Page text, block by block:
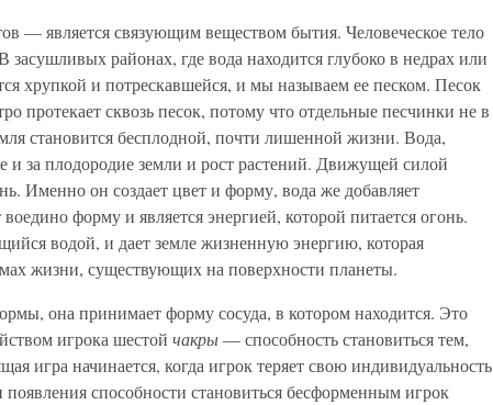
— является связующим веществом бытия. Человеческое тело
районах, где вода находится глубоко в недрах или
хрупкой и потрескавшейся, и мы называем ее песком. Песок
протекает сквозь песок, потому что отдельные песчинки не в
становится бесплодной, почти лишенной жизни. Вода,
и за плодородие земли и рост растений. Движущей силой
Именно он создает цвет и форму, вода же добавляет
форму и является энергией, которой питается огонь.
водой, и дает земле жизненную энергию, которая
жизни, существующих на поверхности планеты.
она принимает форму сосуда, в котором находится. Это
игрока шестой чакры— способность становиться тем,
игра начинается, когда игрок теряет свою индивидуальность
появления способности становиться бесформенным игрок